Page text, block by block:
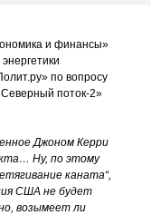
и финансы»
по вопросу
поток-2»
Джоном Керри
Ну, по этому
каната“,
США не будет
возымеет ли